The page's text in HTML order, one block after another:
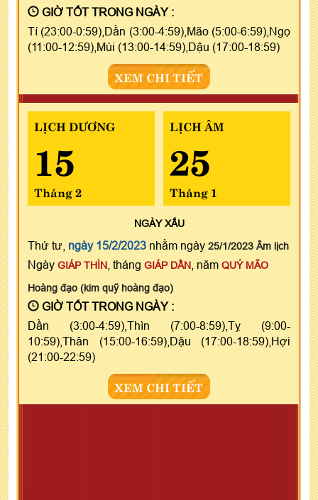
GIỜ TỐT TRONG NGÀY :
Tí (23:00-0:59),Dần (3:00-4:59),Mão (5:00-6:59),Ngọ
(11:00-12:59),Mùi (13:00-14:59),Dậu (17:00-18:59)
XEM CHI TIẾT
LỊCH DƯƠNG
15
Tháng 2
LỊCH ÂM
25
Tháng 1
NGÀYXẤU
Thứ tư, ngày 15/2/2023 nhằm ngày 25/1/2023 Âm lịch
Ngày GIÁP THÌN , tháng GIÁP DẦN , năm QUÝ MÃO
Hoàng đạo (kim quỹ hoàng đạo)
GIỜ TỐT TRONG NGÀY :
Dần (3:00-4:59),Thìn (7:00-8:59),Tỵ (9:00-
10:59),Thân (15:00-16:59),Dậu (17:00-18:59),Hợi
(21:00-22:59)
XEM CHI TIẾT